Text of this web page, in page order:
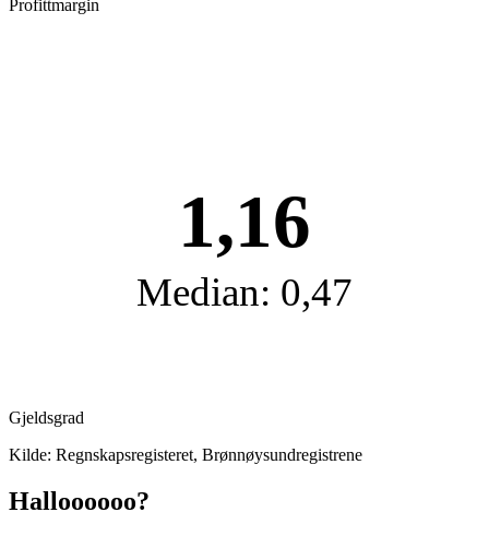
Profittmargin
1,16
Median: 0,47
Gjeldsgrad
Kilde: Regnskapsregisteret, Brønnøysundregistrene
Halloooooo?